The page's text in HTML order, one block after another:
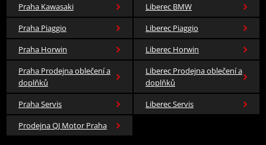
Praha Kawasaki
Liberec BMW
Praha Piaggio
Liberec Piaggio
Praha Horwin
Liberec Horwin
Praha Prodejna oblečení a
doplňků
Liberec Prodejna oblečení a
doplňků
Praha Servis
Liberec Servis
Prodejna QJ Motor Praha